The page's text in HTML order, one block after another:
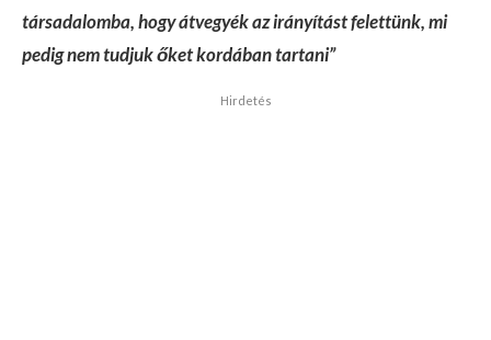
társadalomba, hogy átvegyék az irányítást felettünk, mi
pedig nem tudjuk őket kordában tartani”
Hirdetés